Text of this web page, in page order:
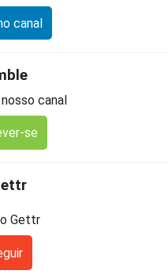
canal
canal
se
Gettr